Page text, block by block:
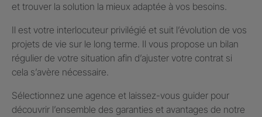
et trouver la solution la mieux adaptée à vos besoins.
Il est votre interlocuteur privilégié et suit l’évolution de vos
projets de vie sur le long terme. Il vous propose un bilan
régulier de votre situation afin d’ajuster votre contrat si
cela s’avère nécessaire.
Sélectionnez une agence et laissez-vous guider pour
découvrir l’ensemble des garanties et avantages de notre